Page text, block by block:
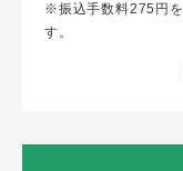
※振込手数料275円
す。